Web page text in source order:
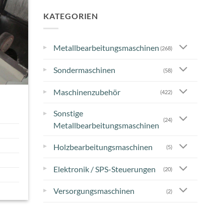
KATEGORIEN
▸ Metallbearbeitungsmaschinen (268)
▸ Sondermaschinen (58)
▸ Maschinenzubehör (422)
▸
Sonstige
Metallbearbeitungsmaschinen
(24)
▸ Holzbearbeitungsmaschinen (5)
▸ Elektronik / SPS-Steuerungen (20)
▸ Versorgungsmaschinen (2)